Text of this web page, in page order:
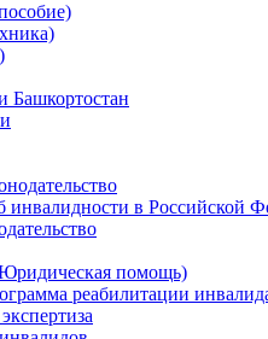
Башкортостан
инвалидности в Российской
помощь)
реабилитации